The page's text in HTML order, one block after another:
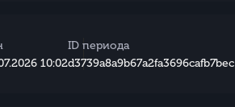
10:02
ID периода
d3739a8a9b67a2fa3696cafb7bec